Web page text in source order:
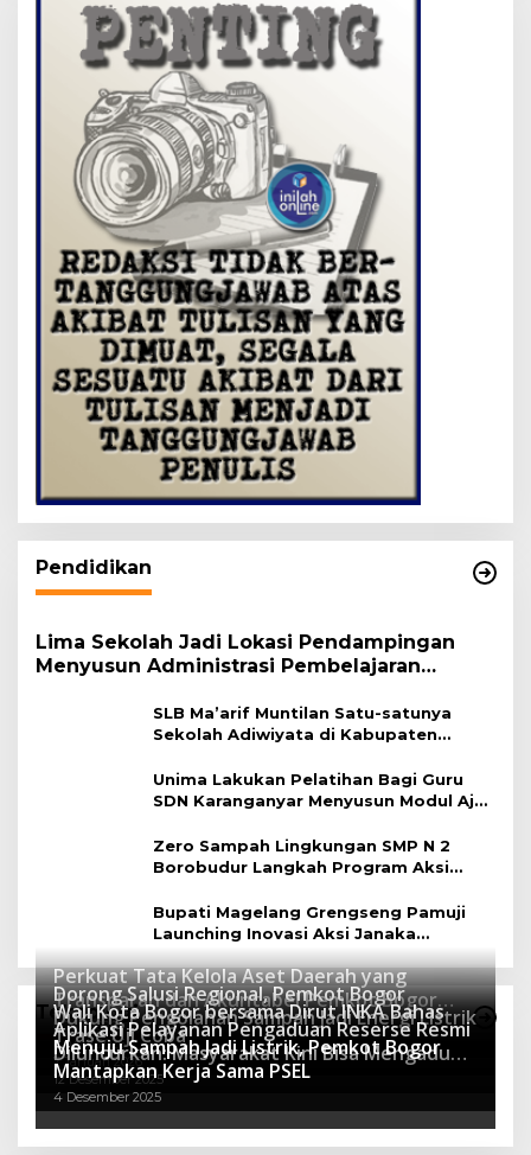
Pendidikan
Lima Sekolah Jadi Lokasi Pendampingan
Menyusun Administrasi Pembelajaran
SLB Ma’arif Muntilan Satu-satunya
Sekolah Adiwiyata di Kabupaten
Unima Lakukan Pelatihan Bagi Guru
SDN Karanganyar Menyusun Modul Ajar
Zero Sampah Lingkungan SMP N 2
Borobudur Langkah Program Aksi
Bupati Magelang Grengseng Pamuji
Launching Inovasi Aksi Janaka
Program Sekolah Adiwiyata
Teknologi
Perkuat Tata Kelola Aset Daerah yang
Transparan dan Akuntabel Pemkot Bogor
Luncurkan SIMASDA
8 Juli 2026
Dorong Salusi Regional, Pemkot Bogor
Dukung Pengolahan Sampah Jadi Energi Listrik
8 April 2026
Wali Kota Bogor bersama Dirut INKA Bahas
Trase Uji Coba
7 Januari 2026
Aplikasi Pelayanan Pengaduan Reserse Resmi
Diluncurkan: Masyarakat Kini Bisa Mengadu
Lebih Cepat, Mudah, dan Terintegrasi
12 Desember 2025
Menuju Sampah Jadi Listrik, Pemkot Bogor
Mantapkan Kerja Sama PSEL
4 Desember 2025